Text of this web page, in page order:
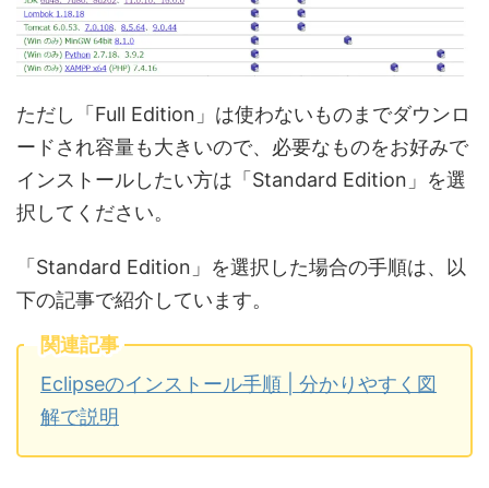
ただし「Full Edition」は使わないものまでダウンロ
ードされ容量も大きいので、必要なものをお好みで
インストールしたい方は「Standard Edition」を選
択してください。
「Standard Edition」を選択した場合の手順は、以
下の記事で紹介しています。
関連記事
Eclipseのインストール手順 | 分かりやすく図
解で説明